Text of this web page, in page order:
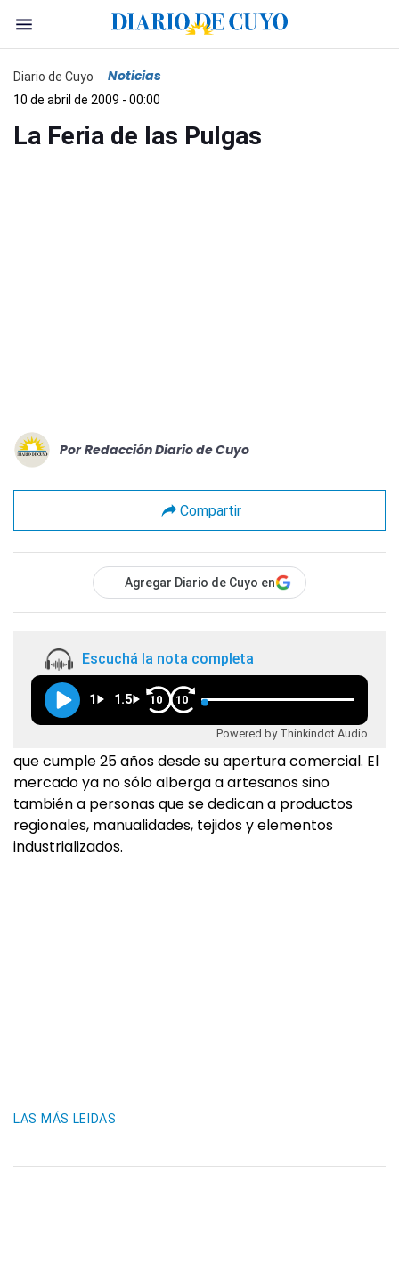
Diario de Cuyo Noticias
10 de abril de 2009 - 00:00
La Feria de las Pulgas
Por Redacción Diario de Cuyo
Compartir
Agregar Diario de Cuyo en
Escuchá la nota completa
1 1.5 10 10
Powered by Thinkindot Audio
que cumple 25 años desde su apertura comercial. El
mercado ya no sólo alberga a artesanos sino
también a personas que se dedican a productos
regionales, manualidades, tejidos y elementos
industrializados.
LAS MÁS LEIDAS